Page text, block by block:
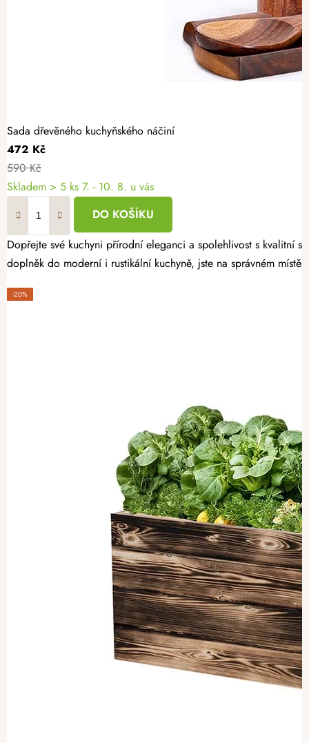
Sada dřevěného kuchyňského náčiní
472 Kč
590 Kč
Skladem > 5 ks 7. - 10. 8. u vás
DO KOŠÍKU
Dopřejte své kuchyni přírodní eleganci a spolehlivost s kvalitní
doplněk do moderní i rustikální kuchyně, jste na správném místě.
-20%